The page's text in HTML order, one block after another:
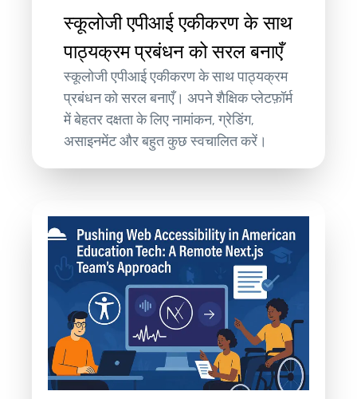
स्कूलोजी एपीआई एकीकरण के साथ
पाठ्यक्रम प्रबंधन को सरल बनाएँ
स्कूलोजी एपीआई एकीकरण के साथ पाठ्यक्रम
प्रबंधन को सरल बनाएँ। अपने शैक्षिक प्लेटफ़ॉर्म
में बेहतर दक्षता के लिए नामांकन, ग्रेडिंग,
असाइनमेंट और बहुत कुछ स्वचालित करें।